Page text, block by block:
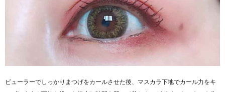
ビューラーでしっかりまつげをカールさせた後、マスカラ下地でカール力をキ